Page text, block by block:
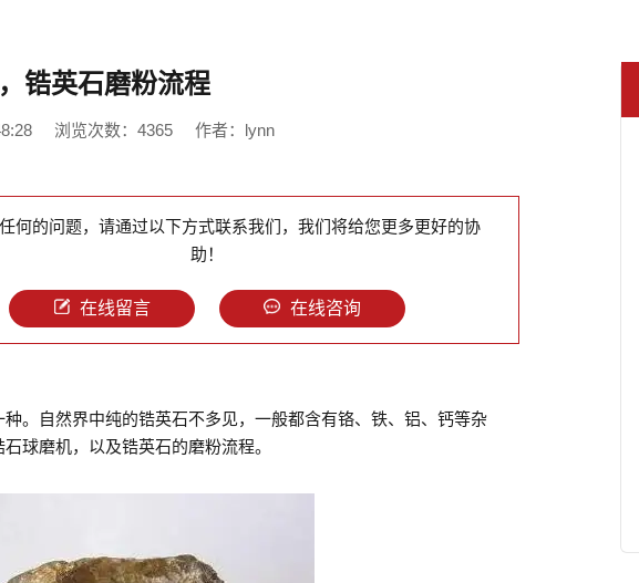
锆英石磨粉流程
浏览次数：4365 作者：lynn
何的问题，请通过以下方式联系我们，我们将给您更多更好的协
助！
在线留言 在线咨询
。自然界中纯的锆英石不多见，一般都含有铬、铁、铝、钙等杂
球磨机，以及锆英石的磨粉流程。